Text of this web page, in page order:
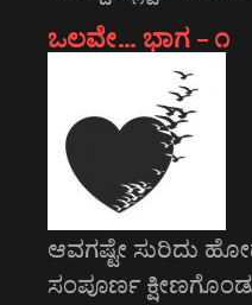
ಒಲವೇ… ಭಾಗ – ೧
ಆವಗಷ್ಟೇ ಸುರಿದು
ಸಂಪೂರ್ಣ